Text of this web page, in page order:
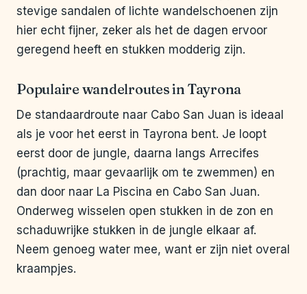
stevige sandalen of lichte wandelschoenen zijn
hier echt fijner, zeker als het de dagen ervoor
geregend heeft en stukken modderig zijn.
Populaire wandelroutes in Tayrona
De standaardroute naar Cabo San Juan is ideaal
als je voor het eerst in Tayrona bent. Je loopt
eerst door de jungle, daarna langs Arrecifes
(prachtig, maar gevaarlijk om te zwemmen) en
dan door naar La Piscina en Cabo San Juan.
Onderweg wisselen open stukken in de zon en
schaduwrijke stukken in de jungle elkaar af.
Neem genoeg water mee, want er zijn niet overal
kraampjes.